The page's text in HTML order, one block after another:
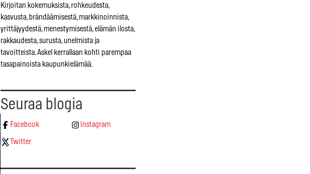
Kirjoitan kokemuksista, rohkeudesta,
kasvusta, brändäämisestä, markkinoinnista,
yrittäjyydestä, menestymisestä, elämän ilosta,
rakkaudesta, surusta, unelmista ja
tavoitteista. Askel kerrallaan kohti parempaa
tasapainoista kaupunkielämää.
Seuraa blogia
Facebook Instagram
Twitter